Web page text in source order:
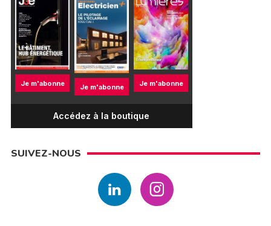
Je m'abonne Je m'abonne Je m'abonne
Accédez à la boutique
SUIVEZ-NOUS